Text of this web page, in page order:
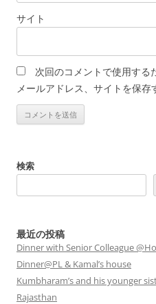
サイト
次回のコメントで使用する
メールアドレス、サイトを保存
検索
最近の投稿
Dinner with Senior Colleague
Dinner@PL & Kamal’s house
Kumbharam’s and his younger
Rajasthan